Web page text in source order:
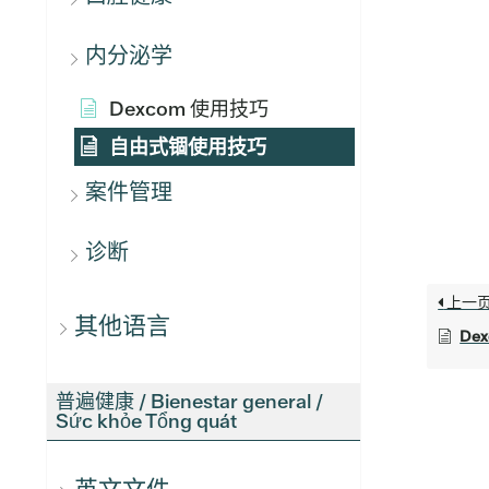
内分泌学
Dexcom 使用技巧
自由式锢使用技巧
案件管理
诊断
其他语言
普遍健康 / Bienestar general /
Sức khỏe Tổng quát
上一